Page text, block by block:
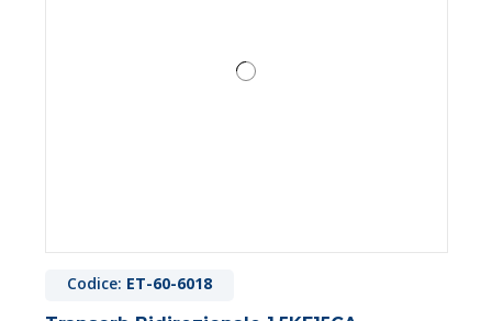
Codice: ET-60-6018